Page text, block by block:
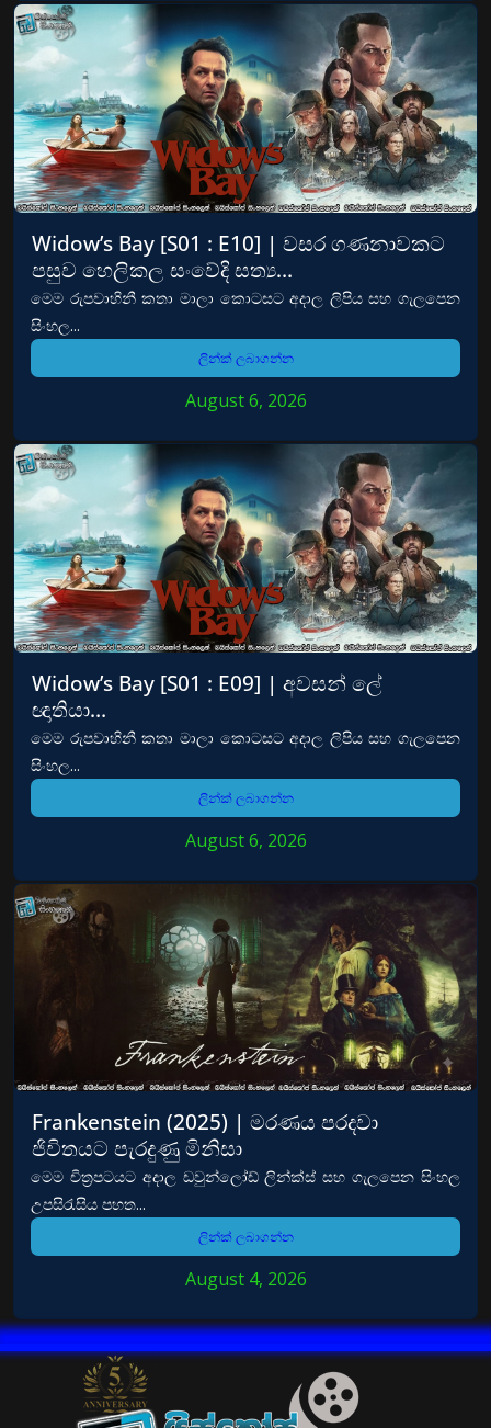
Widow’s Bay [S01 : E10] | වසර ගණනාවකට
පසුව හෙලිකල සංවේදි සත්‍ය…
මෙම රුපවාහිනී කතා මාලා කොටසට අදාල ලිපිය සහ ගැලපෙන
සිංහල...
ලින්ක් ලබාගන්න
August 6, 2026
Widow’s Bay [S01 : E09] | අවසන් ලේ
ඥාතියා…
මෙම රුපවාහිනී කතා මාලා කොටසට අදාල ලිපිය සහ ගැලපෙන
සිංහල...
ලින්ක් ලබාගන්න
August 6, 2026
Frankenstein (2025) | මරණය පරදවා
ජිවිතයට පැරදුණු මිනිසා
මෙම චිත්‍රපටයට අදාල ඩවුන්ලෝඩ් ලින්ක්ස් සහ ගැලපෙන සිංහල
උපසිරැසිය පහත...
ලින්ක් ලබාගන්න
August 4, 2026